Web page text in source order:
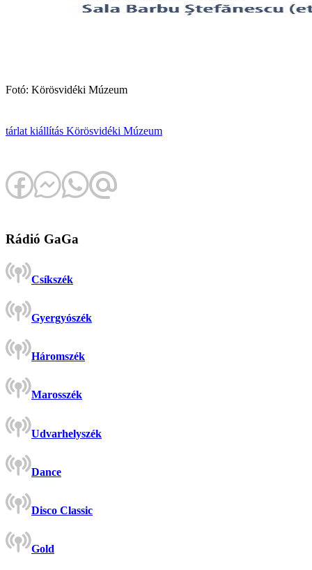
Fotó: Körösvidéki Múzeum
tárlat kiállítás Körösvidéki Múzeum
Rádió GaGa
Csíkszék
Gyergyószék
Háromszék
Marosszék
Udvarhelyszék
Dance
Disco Classic
Gold